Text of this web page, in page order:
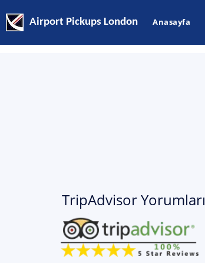
Airport Pickups London Anasayfa
TripAdvisor Yorumları